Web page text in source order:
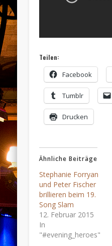
Teilen:
Facebook
Tumblr
Drucken
Ähnliche Beiträge
Stephanie Forryan
und Peter Fischer
brillieren beim 19.
Song Slam
12. Februar 2015
In
"#evening_heroes"